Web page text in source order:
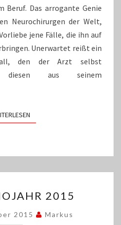
Das arrogante Genie
Neurochirurgen der Welt,
jene Fälle, die ihn auf
Unerwartet reißt ein
den der Arzt selbst
diesen aus seinem
WEITERLESEN
KINOJAHR2015
2015 Markus